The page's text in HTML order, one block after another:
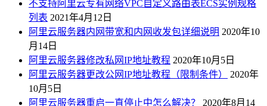
不支持阿里云专有网络VPC自定义路由表ECS实例规格
列表 2021年4月12日
阿里云服务器内网带宽和内网收发包详细说明 2020年10
月14日
阿里云服务器修改私网IP地址教程 2020年10月5日
阿里云服务器更改公网IP地址教程（限制条件）
2020年
10月5日
阿里云服务器重启一直停止中怎么解决？
2020年8月14